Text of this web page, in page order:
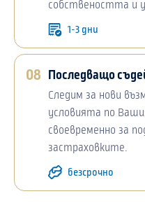
собствеността и
1-3 дни
08 Последващо
Следим за нови
условията по
своевременно за
застраховките.
безсрочно